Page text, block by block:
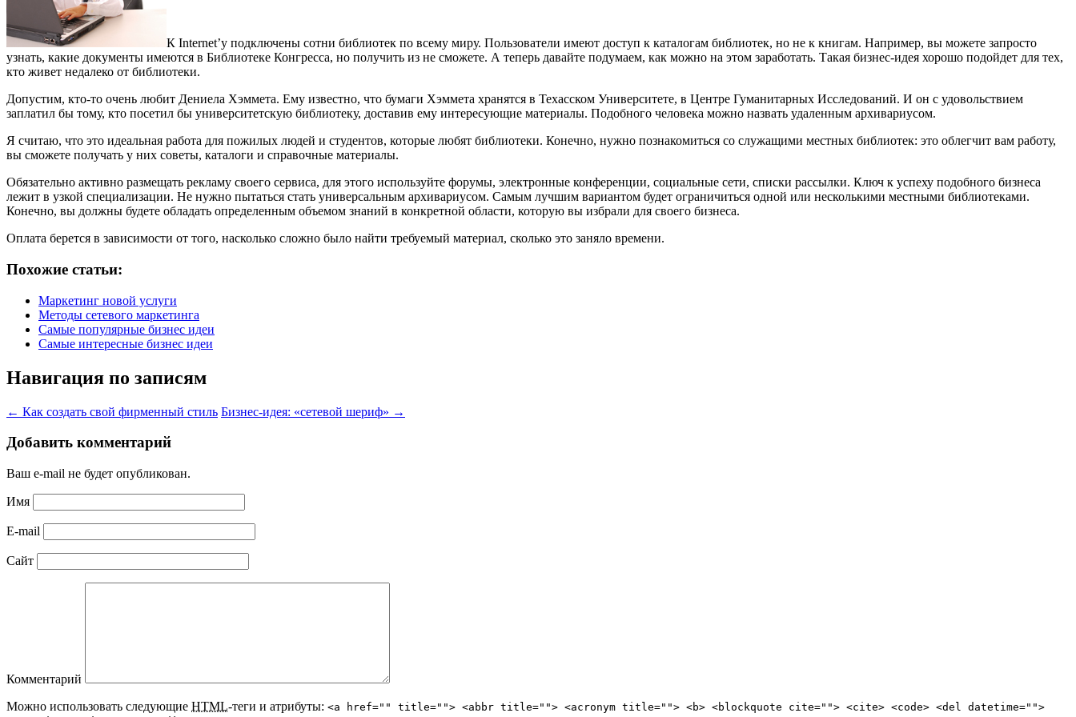
К Internet’у подключены сотни библиотек по всему миру. Пользователи имеют доступ к каталогам библиотек, но не к книгам. Например, вы можете запросто
узнать, какие документы имеются в Библиотеке Конгресса, но получить из не сможете. А теперь давайте подумаем, как можно на этом заработать. Такая бизнес-идея хорошо подойдет для тех,
кто живет недалеко от библиотеки.
Допустим, кто-то очень любит Дениела Хэммета. Ему известно, что бумаги Хэммета хранятся в Техасском Университете, в Центре Гуманитарных Исследований. И он с удовольствием
заплатил бы тому, кто посетил бы университетскую библиотеку, доставив ему интересующие материалы. Подобного человека можно назвать удаленным архивариусом.
Я считаю, что это идеальная работа для пожилых людей и студентов, которые любят библиотеки. Конечно, нужно познакомиться со служащими местных библиотек: это облегчит вам работу,
вы сможете получать у них советы, каталоги и справочные материалы.
Обязательно активно размещать рекламу своего сервиса, для этого используйте форумы, электронные конференции, социальные сети, списки рассылки. Ключ к успеху подобного бизнеса
лежит в узкой специализации. Не нужно пытаться стать универсальным архивариусом. Самым лучшим вариантом будет ограничиться одной или несколькими местными библиотеками.
Конечно, вы должны будете обладать определенным объемом знаний в конкретной области, которую вы избрали для своего бизнеса.
Оплата берется в зависимости от того, насколько сложно было найти требуемый материал, сколько это заняло времени.
Похожие статьи:
Маркетинг новой услуги
Методы сетевого маркетинга
Самые популярные бизнес идеи
Самые интересные бизнес идеи
Навигация по записям
← Как создать свой фирменный стиль Бизнес-идея: «сетевой шериф» →
Добавить комментарий
Ваш e-mail не будет опубликован.
Имя
E-mail
Сайт
Комментарий
Можно использовать следующие HTML-теги и атрибуты: <a href="" title=""> <abbr title=""> <acronym title=""> <b> <blockquote cite=""> <cite> <code> <del datetime="">